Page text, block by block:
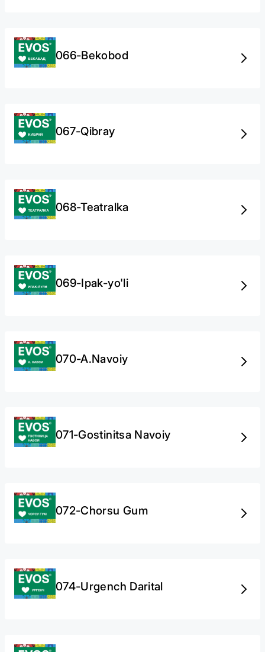
066-Bekobod
067-Qibray
068-Teatralka
069-Ipak-yo'li
070-А.Navoiy
071-Gostinitsa Navoiy
072-Chorsu Gum
074-Urgench Darital